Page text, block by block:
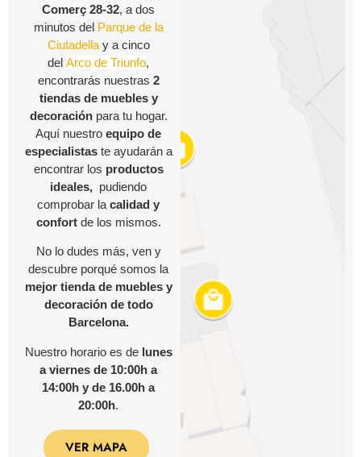
Comerç 28-32, a dos
minutos del Parque de la
Ciutadellay a cinco
del Arco de Triunfo,
encontrarás nuestras 2
tiendas de muebles y
decoraciónpara tu hogar.
Aquí nuestro equipo de
especialistaste ayudarán a
encontrar los productos
ideales, pudiendo
comprobar la calidad y
confortde los mismos.
No lo dudes más, ven y
descubre porqué somos la
mejor tienda de muebles y
decoración de todo
Barcelona.
Nuestro horario es de lunes
a viernes de 10:00h a
14:00h y de 16.00h a
20:00h.
VER MAPA